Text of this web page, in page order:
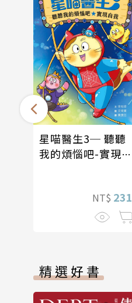
星喵醫生3─ 聽聽
我的煩惱吧-實現自
NT$ 231
精選好書